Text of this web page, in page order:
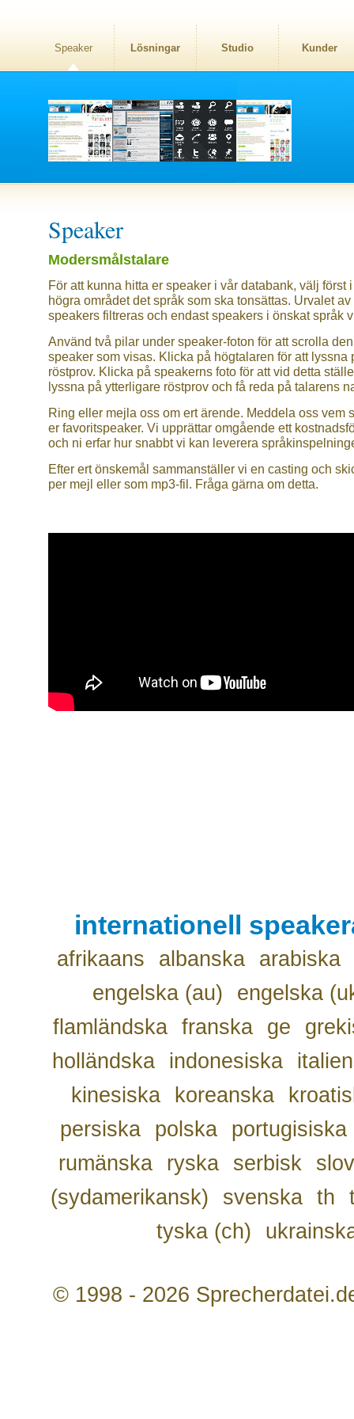
Speaker Lösningar Studio Kunder
Speaker
Modersmålstalare
För att kunna hitta er speaker i vår databank, välj först
högra området det språk som ska tonsättas. Urvalet av
speakers filtreras och endast speakers i önskat språk
Använd två pilar under speaker-foton för att scrolla den
speaker som visas. Klicka på högtalaren för att lyssna
röstprov. Klicka på speakerns foto för att vid detta ställe
lyssna på ytterligare röstprov och få reda på talarens
Ring eller mejla oss om ert ärende. Meddela oss vem
er favoritspeaker. Vi upprättar omgående ett
och ni erfar hur snabbt vi kan leverera
Efter ert önskemål sammanställer vi en casting och
per mejl eller som mp3-fil. Fråga gärna om detta.
internationell
afrikaans albanska
arabiska
engelska (au)
engelska
flamländska franska ge
holländska
indonesiska
kinesiska
koreanska
persiska
polska
portugisiska
rumänska
ryska serbisk
(sydamerikansk)
svenska th
tyska (ch)
© 1998 - 2026